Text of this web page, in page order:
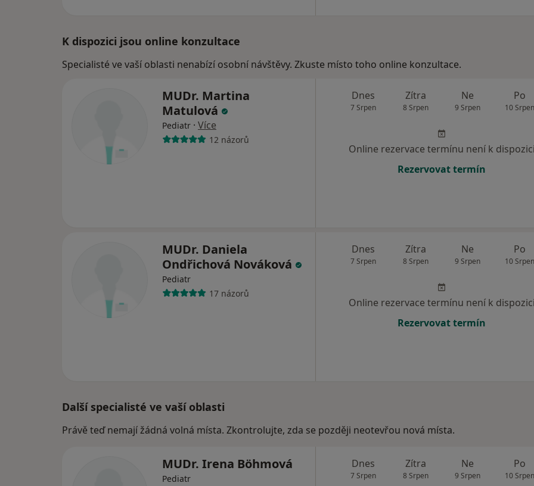
K dispozici jsou online konzultace
Specialisté ve vaší oblasti nenabízí osobní návštěvy. Zkuste místo toho online konzultace.
MUDr. Martina
Matulová
Pediatr · Více
12 názorů
Dnes
7 Srpen
Zítra
8 Srpen
Ne
9 Srpen
Po
10 Srpen
Online rezervace termínu není k dispozici
Rezervovat termín
MUDr. Daniela
Ondřichová Nováková
Pediatr
17 názorů
Dnes
7 Srpen
Zítra
8 Srpen
Ne
9 Srpen
Po
10 Srpen
Online rezervace termínu není k dispozici
Rezervovat termín
Další specialisté ve vaší oblasti
Právě teď nemají žádná volná místa. Zkontrolujte, zda se později neotevřou nová místa.
MUDr. Irena Böhmová
Pediatr
Dnes
7 Srpen
Zítra
8 Srpen
Ne
9 Srpen
Po
10 Srpen